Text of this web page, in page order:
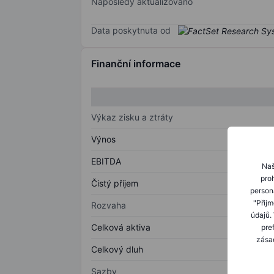
Data poskytnuta od
Finanční informace
Výkaz zisku a ztráty
Výnos
EBITDA
Čistý příjem
Rozvaha
Celková aktiva
Celkový dluh
Sazby